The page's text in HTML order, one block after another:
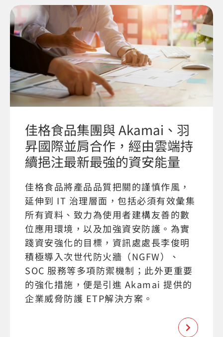
佳格食品集團與 Akamai、羽
昇國際並肩合作，經由雲端持
續挹注最新最強的資安能量
佳格食品將產品品質把關的謹慎作風，
延伸到 IT 治理層面，包括必須有效彙集
所有資料、致力為使用者建構友善的數
位應用環境，以及加強資安防護。為實
踐資安強化的目標，資訊處處長李俊明
積極導入次世代防火牆（NGFW）、
SOC 服務等多項防禦機制；此外更重要
的強化措施，便是引進 Akamai 提供的
企業威脅防護 ETP解決方案。